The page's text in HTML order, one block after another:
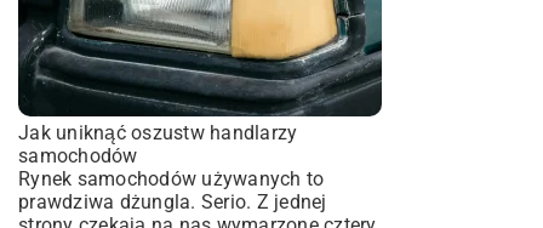
Jak uniknąć oszustw handlarzy
samochodów
Rynek samochodów używanych to
prawdziwa dżungla. Serio. Z jednej